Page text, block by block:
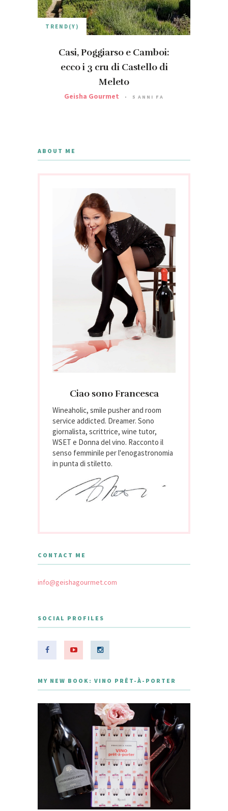
TREND(Y)
Casi, Poggiarso e Camboi:
ecco i 3 cru di Castello di
Meleto
Geisha Gourmet 5 ANNI FA
ABOUT ME
Ciao sono Francesca
Wineaholic, smile pusher and room
service addicted. Dreamer. Sono
giornalista, scrittrice, wine tutor,
WSET e Donna del vino. Racconto il
senso femminile per l'enogastronomia
in punta di stiletto.
CONTACT ME
info@geishagourmet.com
SOCIAL PROFILES
MY NEW BOOK: VINO PRÊT-À-PORTER